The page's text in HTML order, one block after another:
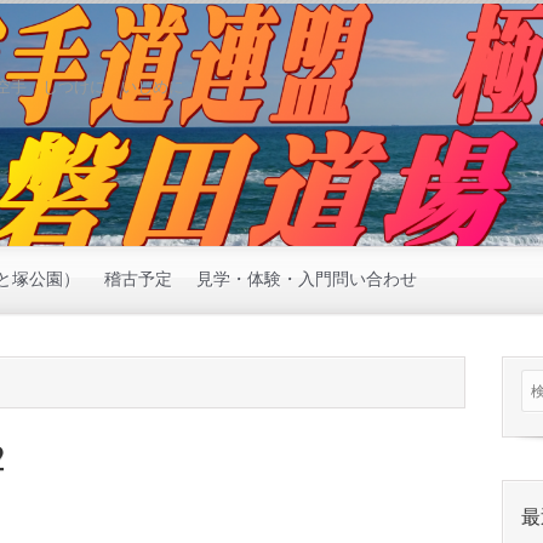
手 しつけに いじめに
塚公園） 稽古予定 見学・体験・入門問い合わせ